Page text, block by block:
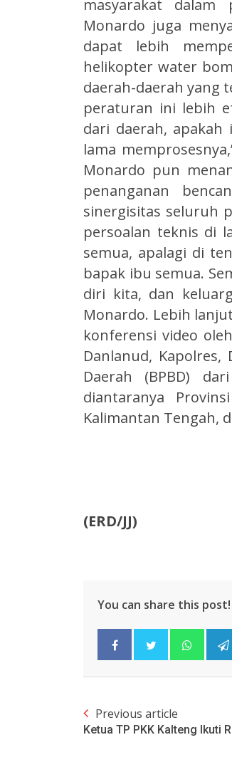
masyarakat dalam
Monardo juga
dapat lebih
helikopter water
daerah-daerah yang
peraturan ini lebih
dari daerah,
lama
Monardo pun
penanganan
sinergisitas seluruh
persoalan teknis di
semua, apalagi di
bapak ibu semua.
diri kita, dan
Monardo. Lebih
konferensi video
Danlanud, Kapolres,
Daerah (BPBD)
diantaranya
Kalimantan Tengah,
(ERD/JJ)
You can share this post!
Previous article
Ketua TP PKK Kalteng Ikuti